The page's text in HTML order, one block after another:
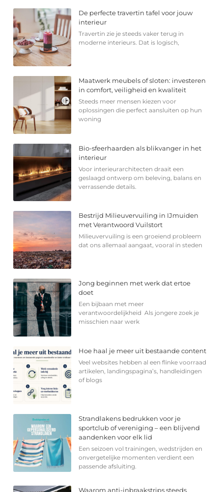
De perfecte travertin tafel voor jouw
interieur
Travertin zie je steeds vaker terug in
moderne interieurs. Dat is logisch,
Maatwerk meubels of sloten: investeren
in comfort, veiligheid en kwaliteit
Steeds meer mensen kiezen voor
oplossingen die perfect aansluiten op hun
woning
Bio-sfeerhaarden als blikvanger in het
interieur
Voor interieurarchitecten draait een
geslaagd ontwerp om beleving, balans en
verrassende details.
Bestrijd Milieuvervuiling in IJmuiden
met Verantwoord Vuilstort
Milieuvervuiling is een groeiend probleem
dat ons allemaal aangaat, vooral in steden
Jong beginnen met werk dat ertoe
doet
Een bijbaan met meer
verantwoordelijkheid Als jongere zoek je
misschien naar werk
Hoe haal je meer uit bestaande content
Veel websites hebben al een flinke voorraad
artikelen, landingspagina’s, handleidingen
of blogs
Strandlakens bedrukken voor je
sportclub of vereniging – een blijvend
aandenken voor elk lid
Een seizoen vol trainingen, wedstrijden en
onvergetelijke momenten verdient een
passende afsluiting.
Waarom anti-inbraakstrips steeds